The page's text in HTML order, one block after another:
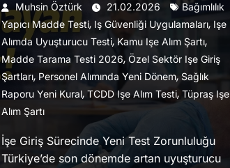
Muhsin Öztürk 21.02.2026
Bağımlılık
Yapıcı Madde Testi, Iş Güvenliği Uygulamaları, Işe
Alımda Uyuşturucu Testi, Kamu Işe Alım Şartı,
Madde Tarama Testi 2026, Özel Sektör Işe Giriş
Şartları, Personel Alımında Yeni Dönem, Sağlık
Raporu Yeni Kural, TCDD Işe Alım Testi, Tüpraş Işe
Alım Şartı
İşe Giriş Sürecinde Yeni Test Zorunluluğu
Türkiye’de son dönemde artan uyuşturucu